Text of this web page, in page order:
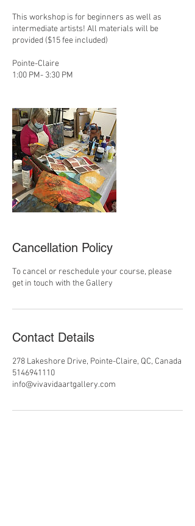
This workshop is for beginners as well as
intermediate artists! All materials will be
provided ($15 fee included)
Pointe-Claire
1:00 PM- 3:30 PM
Cancellation Policy
To cancel or reschedule your course, please
get in touch with the Gallery
Contact Details
278 Lakeshore Drive, Pointe-Claire, QC, Canada
5146941110
info@vivavidaartgallery.com